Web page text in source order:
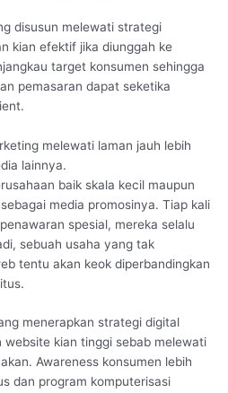
disusun melewati strategi
kian efektif jika diunggah ke
target konsumen sehingga
pemasaran dapat seketika
melewati laman jauh lebih
lainnya.
baik skala kecil maupun
media promosinya. Tiap kali
spesial, mereka selalu
sebuah usaha yang tak
tentu akan keok diperbandingkan
menerapkan strategi digital
website kian tinggi sebab melewati
Awareness konsumen lebih
dan program komputerisasi